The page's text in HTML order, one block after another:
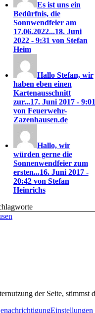
Es ist uns ein
Bedürfnis, die
Sonnwendfeier am
17.06.2022...18. Juni
2022 - 9:31 von Stefan
Heim
Hallo Stefan, wir
haben eben einen
Kartenausschnitt
zur...17. Juni 2017 - 9:01
von Feuerwehr-
Zazenhausen.de
Hallo, wir
würden gerne die
Sonnenwendfeier zum
ersten...16. Juni 2017 -
20:42 von Stefan
Heinrichs
der Seite, stimmst
Einstellungen